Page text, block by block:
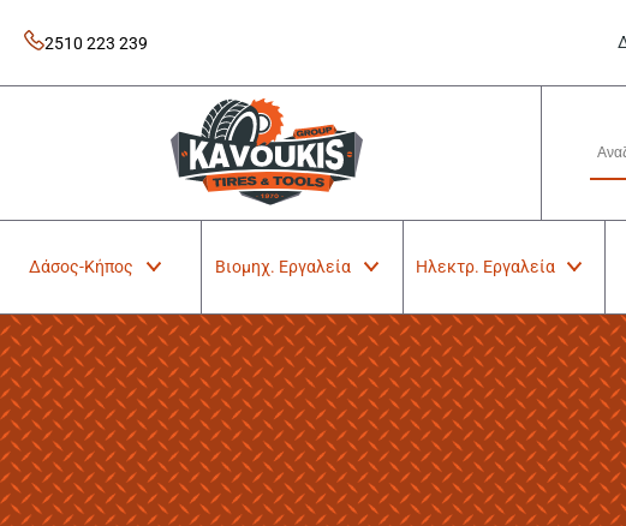
content
2510 223 239
Kavoukis Tools
Tires & Tools
Δάσος-Κήπος Βιομηχ. Εργαλεία Ηλεκτρ. Εργαλεία